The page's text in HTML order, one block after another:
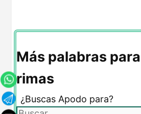
Más palabras
rimas
¿Buscas Apodo para?